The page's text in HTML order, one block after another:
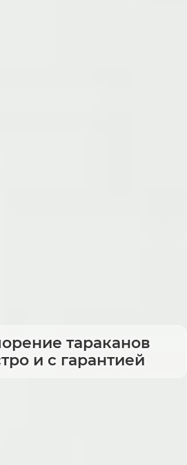
тараканов
и с гарантией